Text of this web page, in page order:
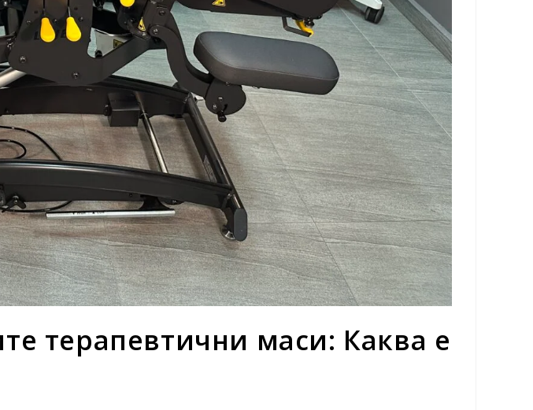
терапевтични маси: Каква е